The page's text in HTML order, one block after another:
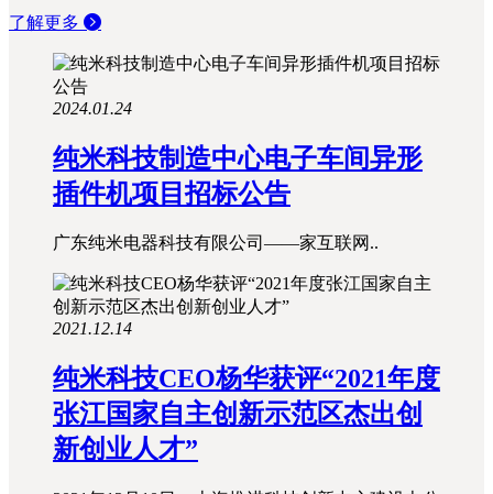
了解更多
2024.01.24
纯米科技制造中心电子车间异形
插件机项目招标公告
广东纯米电器科技有限公司——家互联网..
2021.12.14
纯米科技CEO杨华获评“2021年度
张江国家自主创新示范区杰出创
新创业人才”